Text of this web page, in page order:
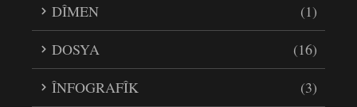
DÎMEN
(1)
DOSYA
(16)
ÎNFOGRAFÎK
(3)